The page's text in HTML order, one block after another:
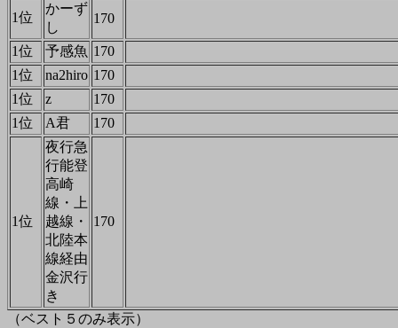
1位
かーず
し
170
1位 予感魚 170
1位
na2hiro 170
1位
z
170
1位
A君 170
1位
夜行急
行能登
高崎
線・上
越線・
北陸本
線経由
金沢行
き
170
（ベスト５のみ表示）